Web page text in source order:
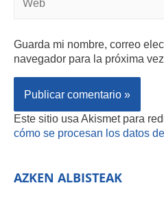
Guarda mi nombre, correo
navegador para la próxima
Este sitio usa Akismet para
cómo se procesan los datos
AZKEN ALBISTEAK